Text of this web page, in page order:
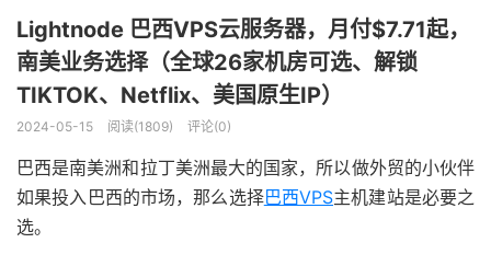
Lightnode 巴西VPS云服务器，月付$7.71起，
南美业务选择（全球26家机房可选、解锁
TIKTOK、Netflix、美国原生IP）
2024-05-15 阅读(1809) 评论(0)
巴西是南美洲和拉丁美洲最大的国家，所以做外贸的小伙伴
如果投入巴西的市场，那么选择巴西VPS主机建站是必要之
选。